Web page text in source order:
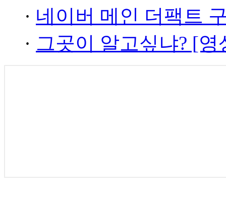
· 네이버 메인 더팩트
· 그곳이 알고싶냐? [